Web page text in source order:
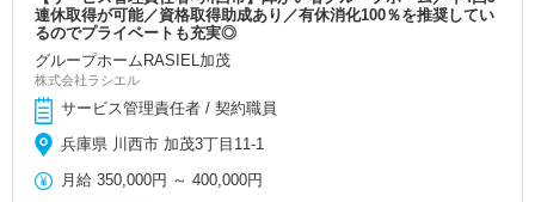
連休取得が可能／資格取得助成あり／有休消化100％を推奨してい
るのでプライベートも充実◎
グループホームRASIEL加茂
株式会社ラシエル
サービス管理責任者 / 契約職員
兵庫県 川西市 加茂3丁目11-1
月給 350,000円 ～400,000円